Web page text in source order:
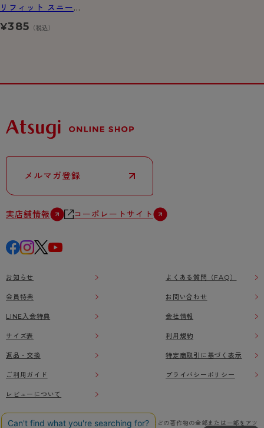
リフィット スニーカ
ー丈 深ばきソックス
¥385 （税込）
メルマガ登録
実店舗情報 コーポレートサイト
お知らせ
会員特典
LINE入会特典
サイズ表
返品・交換
ご利用ガイド
レビューについて
よくある質問（FAQ）
お問い合わせ
会社情報
利用規約
特定商取引に基づく表示
プライバシーポリシー
本ウェブサイト上に掲載されている画像、イラストなどの著作物の全部または一部をアツ